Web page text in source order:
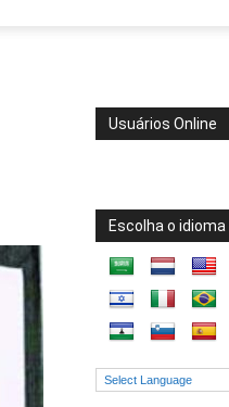
Usuários Online
Escolha o